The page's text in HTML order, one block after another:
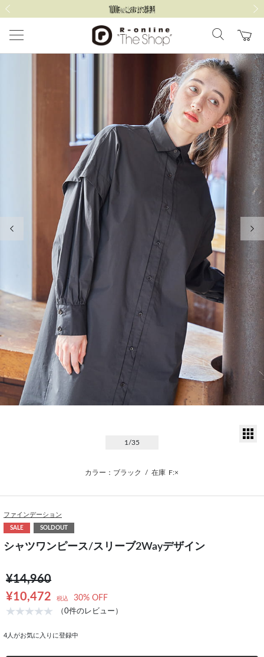
1 /35
カラー：ブラック / 在庫 F:×
ファインデーション
SALE SOLDOUT
シャツワンピース/スリーブ2Wayデザイン
¥14,960
¥10,472
税込 30% OFF
（0件のレビュー）
4 人がお気に入りに登録中